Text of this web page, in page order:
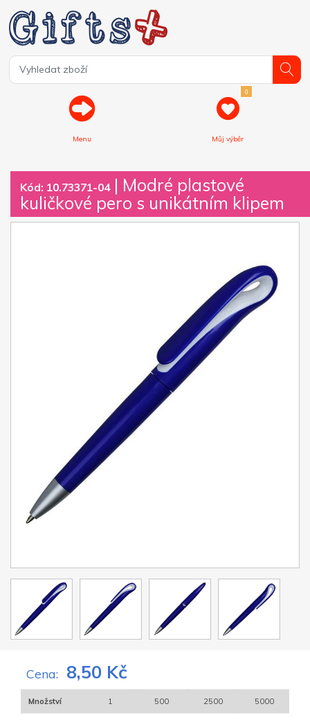
Menu
0
Můj výběr
Kód: 10.73371-04| Modré plastové
kuličkové pero s unikátním klipem
Cena: 8,50 Kč
Množství 1 500 2500 5000